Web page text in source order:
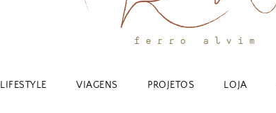
LIFESTYLE VIAGENS PROJETOS LOJA